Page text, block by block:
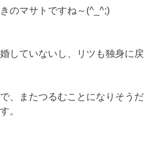
のマサトですね～(^_^;)
していないし、リツも独身に戻
、またつるむことになりそうだ
。